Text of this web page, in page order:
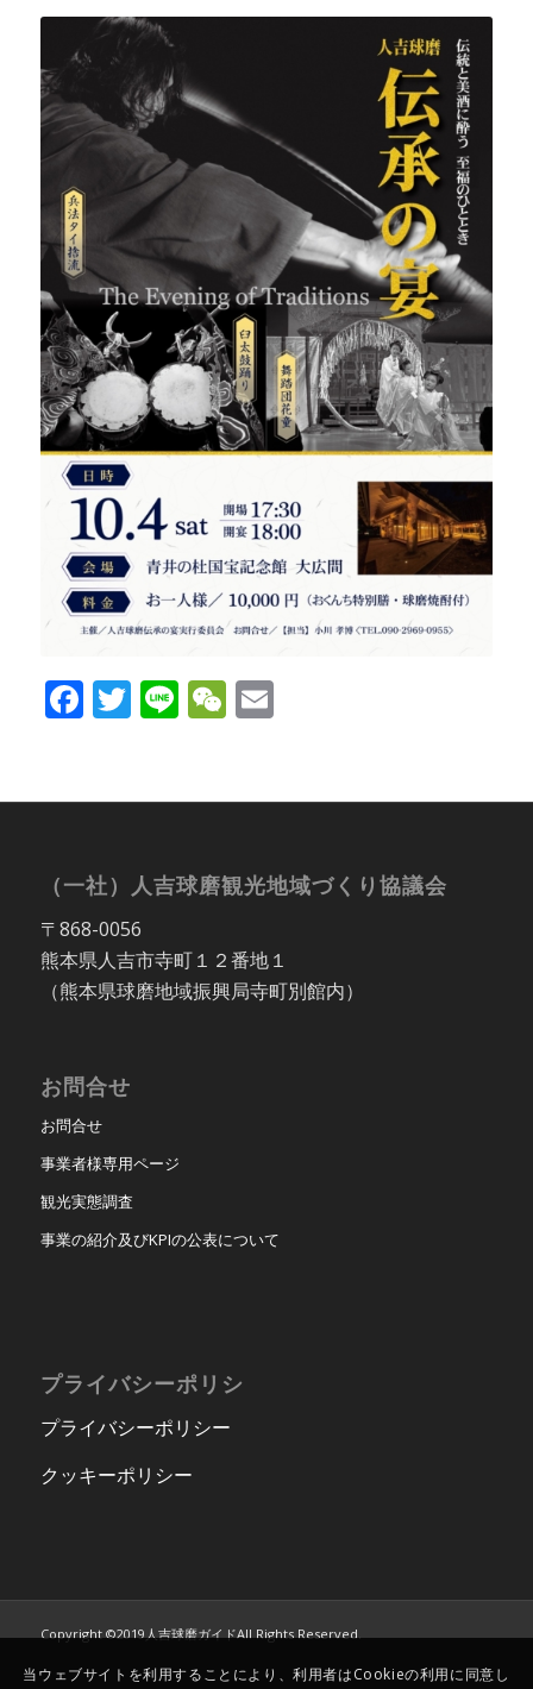
Facebook
Twitter
LineWeChat
Email
（一社）人吉球磨観光地域づくり協議会
〒868-0056
熊本県人吉市寺町１２番地１
（熊本県球磨地域振興局寺町別館内）
お問合せ
お問合せ
事業者様専用ページ
観光実態調査
事業の紹介及びKPIの公表について
プライバシーポリシ
プライバシーポリシー
クッキーポリシー
Copyright ©2019人吉球磨ガイドAll Rights Reserved.
当ウェブサイトを利用することにより、利用者はCookieの利用に同意し